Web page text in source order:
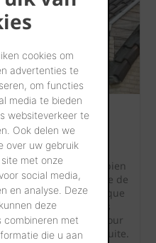
cookies om
advertenties te
om functies
media te bieden
websiteverkeer te
Ook delen we
over uw gebruik
met onze
social media,
en analyse. Deze
deze
combineren met
die u aan
une toiture
cuite
pour garder la
état. Une toiture bien
de prolonger la durée de
des problèmes tels que
partager avec vous
pratiques pour
de tuiles en terre cuite.